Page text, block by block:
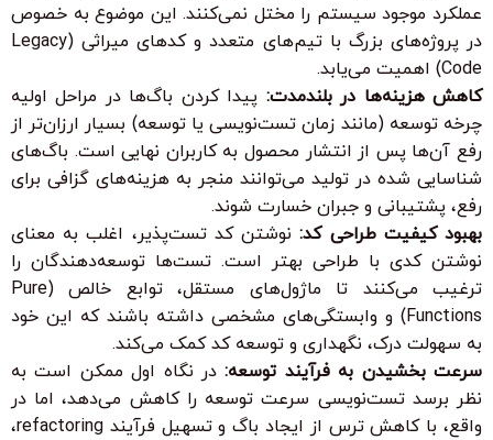
عملکرد موجود سیستم را مختل نمی‌کنند. این موضوع به خصوص
در پروژه‌های بزرگ با تیم‌های متعدد و کدهای میراثی (Legacy
Code) اهمیت می‌یابد.
کاهش هزینه‌ها در بلندمدت: پیدا کردن باگ‌ها در مراحل اولیه
چرخه توسعه (مانند زمان تست‌نویسی یا توسعه) بسیار ارزان‌تر از
رفع آن‌ها پس از انتشار محصول به کاربران نهایی است. باگ‌های
شناسایی شده در تولید می‌توانند منجر به هزینه‌های گزافی برای
رفع، پشتیبانی و جبران خسارت شوند.
بهبود کیفیت طراحی کد:نوشتن کد تست‌پذیر، اغلب به معنای
نوشتن کدی با طراحی بهتر است. تست‌ها توسعه‌دهندگان را
ترغیب می‌کنند تا ماژول‌های مستقل، توابع خالص (Pure
Functions) و وابستگی‌های مشخصی داشته باشند که این خود
به سهولت درک، نگهداری و توسعه کد کمک می‌کند.
سرعت بخشیدن به فرآیند توسعه:در نگاه اول ممکن است به
نظر برسد تست‌نویسی سرعت توسعه را کاهش می‌دهد، اما در
واقع، با کاهش ترس از ایجاد باگ و تسهیل فرآیند refactoring،